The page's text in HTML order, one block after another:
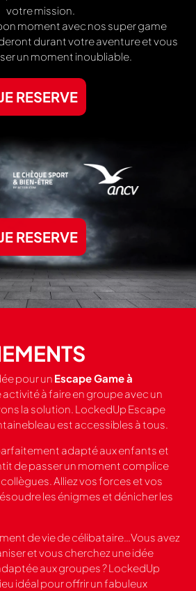
votre mission.
moment avec nos super game
durant votre aventure et vous
un moment inoubliable.
JE RESERVE
JE RESERVE
pour un Escape Game à
activité à faire en groupe avec un
la solution. LockedUp Escape
est accessibles à tous.
adapté aux enfants et
de passer un moment complice
Alliez vos forces et vos
les énigmes et dénicher les
de vie de célibataire…Vous avez
et vous cherchez une idée
aux groupes ? LockedUp
idéal pour offrir un fabuleux